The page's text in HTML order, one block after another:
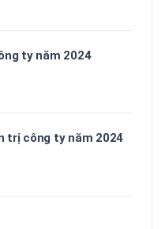
ty năm 2024
trị công ty năm 2024